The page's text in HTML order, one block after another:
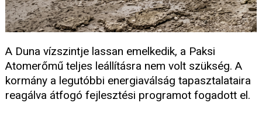
A Duna vízszintje lassan emelkedik, a Paksi
Atomerőmű teljes leállításra nem volt szükség. A
kormány a legutóbbi energiaválság tapasztalataira
reagálva átfogó fejlesztési programot fogadott el.